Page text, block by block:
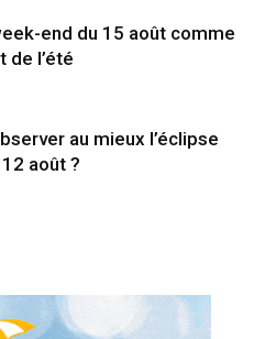
end du 15 août comme
de l’été
au mieux l’éclipse
août ?